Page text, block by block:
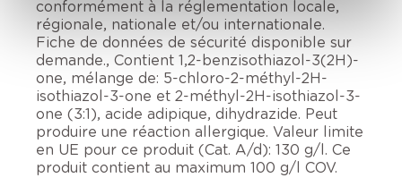
conformément à la réglementation locale,
régionale, nationale et/ou internationale.
Fiche de données de sécurité disponible sur
demande., Contient 1,2-benzisothiazol-3(2H)-
one, mélange de: 5-chloro-2-méthyl-2H-
isothiazol-3-one et 2-méthyl-2H-isothiazol-3-
one (3:1), acide adipique, dihydrazide. Peut
produire une réaction allergique. Valeur limite
en UE pour ce produit (Cat. A/d): 130 g/l. Ce
produit contient au maximum 100 g/l COV.